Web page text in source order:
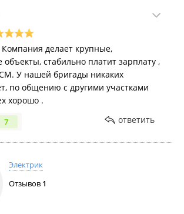
Компания делает крупные,
объекты, стабильно платит зарплату ,
У нашей бригады никаких
по общению с другими участками
хорошо .
7 ответить
Электрик
Отзывов 1